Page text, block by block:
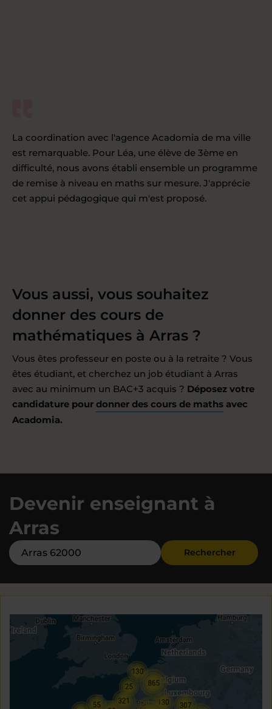
La coordination avec l'agence Acadomia de ma ville
est remarquable. Pour Léa, une élève de 3ème en
difficulté, nous avons établi ensemble un programme
de remise à niveau en maths sur mesure. J'apprécie
cet appui pédagogique qui m'est proposé.
Vous aussi, vous souhaitez
donner des cours de
mathématiques à Arras ?
Vous êtes professeur en poste ou à la retraite ? Vous
êtes étudiant, et cherchez un job étudiant à Arras
avec au minimum un BAC+3 acquis ? Déposez votre
candidature pour donner des cours de maths avec
Acadomia.
Devenir enseignant à
Arras
Rechercher